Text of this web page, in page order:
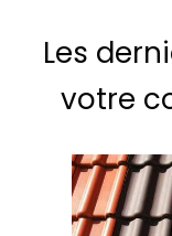
Les
votre